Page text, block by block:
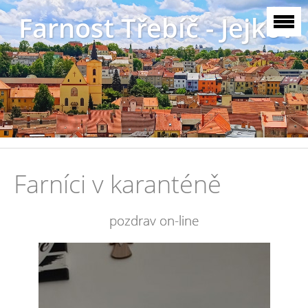
Farnost Třebíč - Jejkov
Farníci v karanténě
pozdrav on-line